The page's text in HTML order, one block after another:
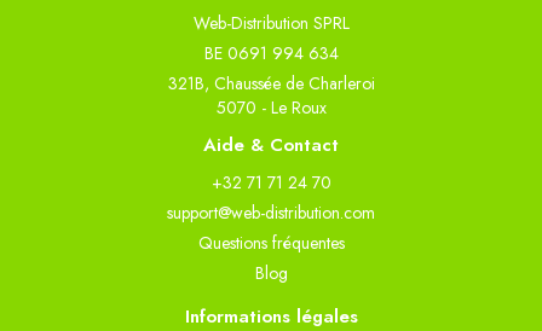
Web-Distribution SPRL
BE 0691 994 634
321B, Chaussée de Charleroi
5070 - Le Roux
Aide & Contact
+32 71 71 24 70
support@web-distribution.com
Questions fréquentes
Blog
Informations légales